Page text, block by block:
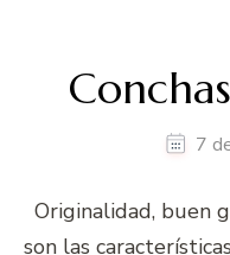
7
Originalidad, buen
son las